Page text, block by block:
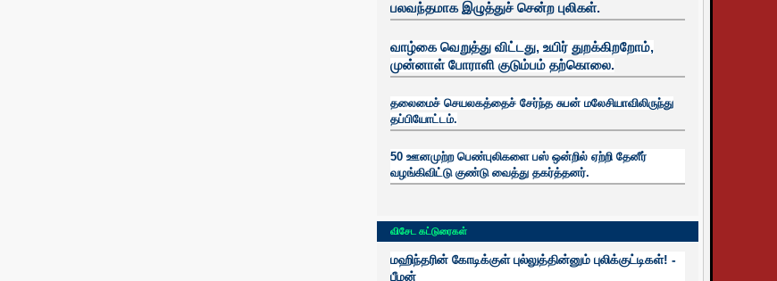
பலவந்தமாக இழுத்துச் சென்ற புலிகள்.
வாழ்கை வெறுத்து விட்டது, உயிர் துறக்கிறறோம்,
முன்னாள் போராளி குடும்பம் தற்கொலை.
தலைமைச் செயலகத்தைச் சேர்ந்த சுபன் மலேசியாவிலிருந்து
தப்பியோட்டம்.
50 ஊனமுற்ற பெண்புலிகளை பஸ் ஒன்றில் ஏற்றி தேனீர்
வழங்கிவிட்டு குண்டு வைத்து தகர்த்தனர்.
விசேட கட்டுரைகள்
மஹிந்தரின் கோடிக்குள் புல்லுத்தின்னும் புலிக்குட்டிகள்! -
பீமன்